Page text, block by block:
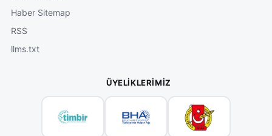
Haber Sitemap
RSS
llms.txt
ÜYELIKLERIMIZ